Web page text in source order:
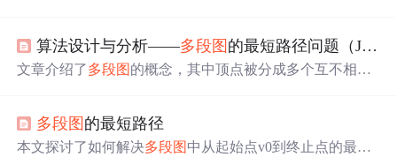
算法遵循最优性原理，通过自底向上的方式计算最优解
值。
算法设计与分析——多段图 的最短路径问题（Java）
文章介绍了多段图 的概念，其中顶点被分成多个互不相交
程和状态转移。接着，提供了一个Java程序来实现该算
法，用于计算多段图的最短路径及其长度。
多段图 的最短路径
本文探讨了如何解决多段图 中从起始点v0到终止点的最短